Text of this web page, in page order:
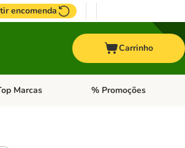
encomenda
Carrinho
menu de categoria: Outros animais
Marcas Abrir menu de categoria:
% Promoções